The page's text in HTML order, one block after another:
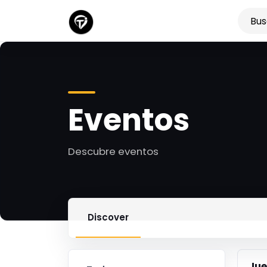
Eventos
Descubre eventos
Discover